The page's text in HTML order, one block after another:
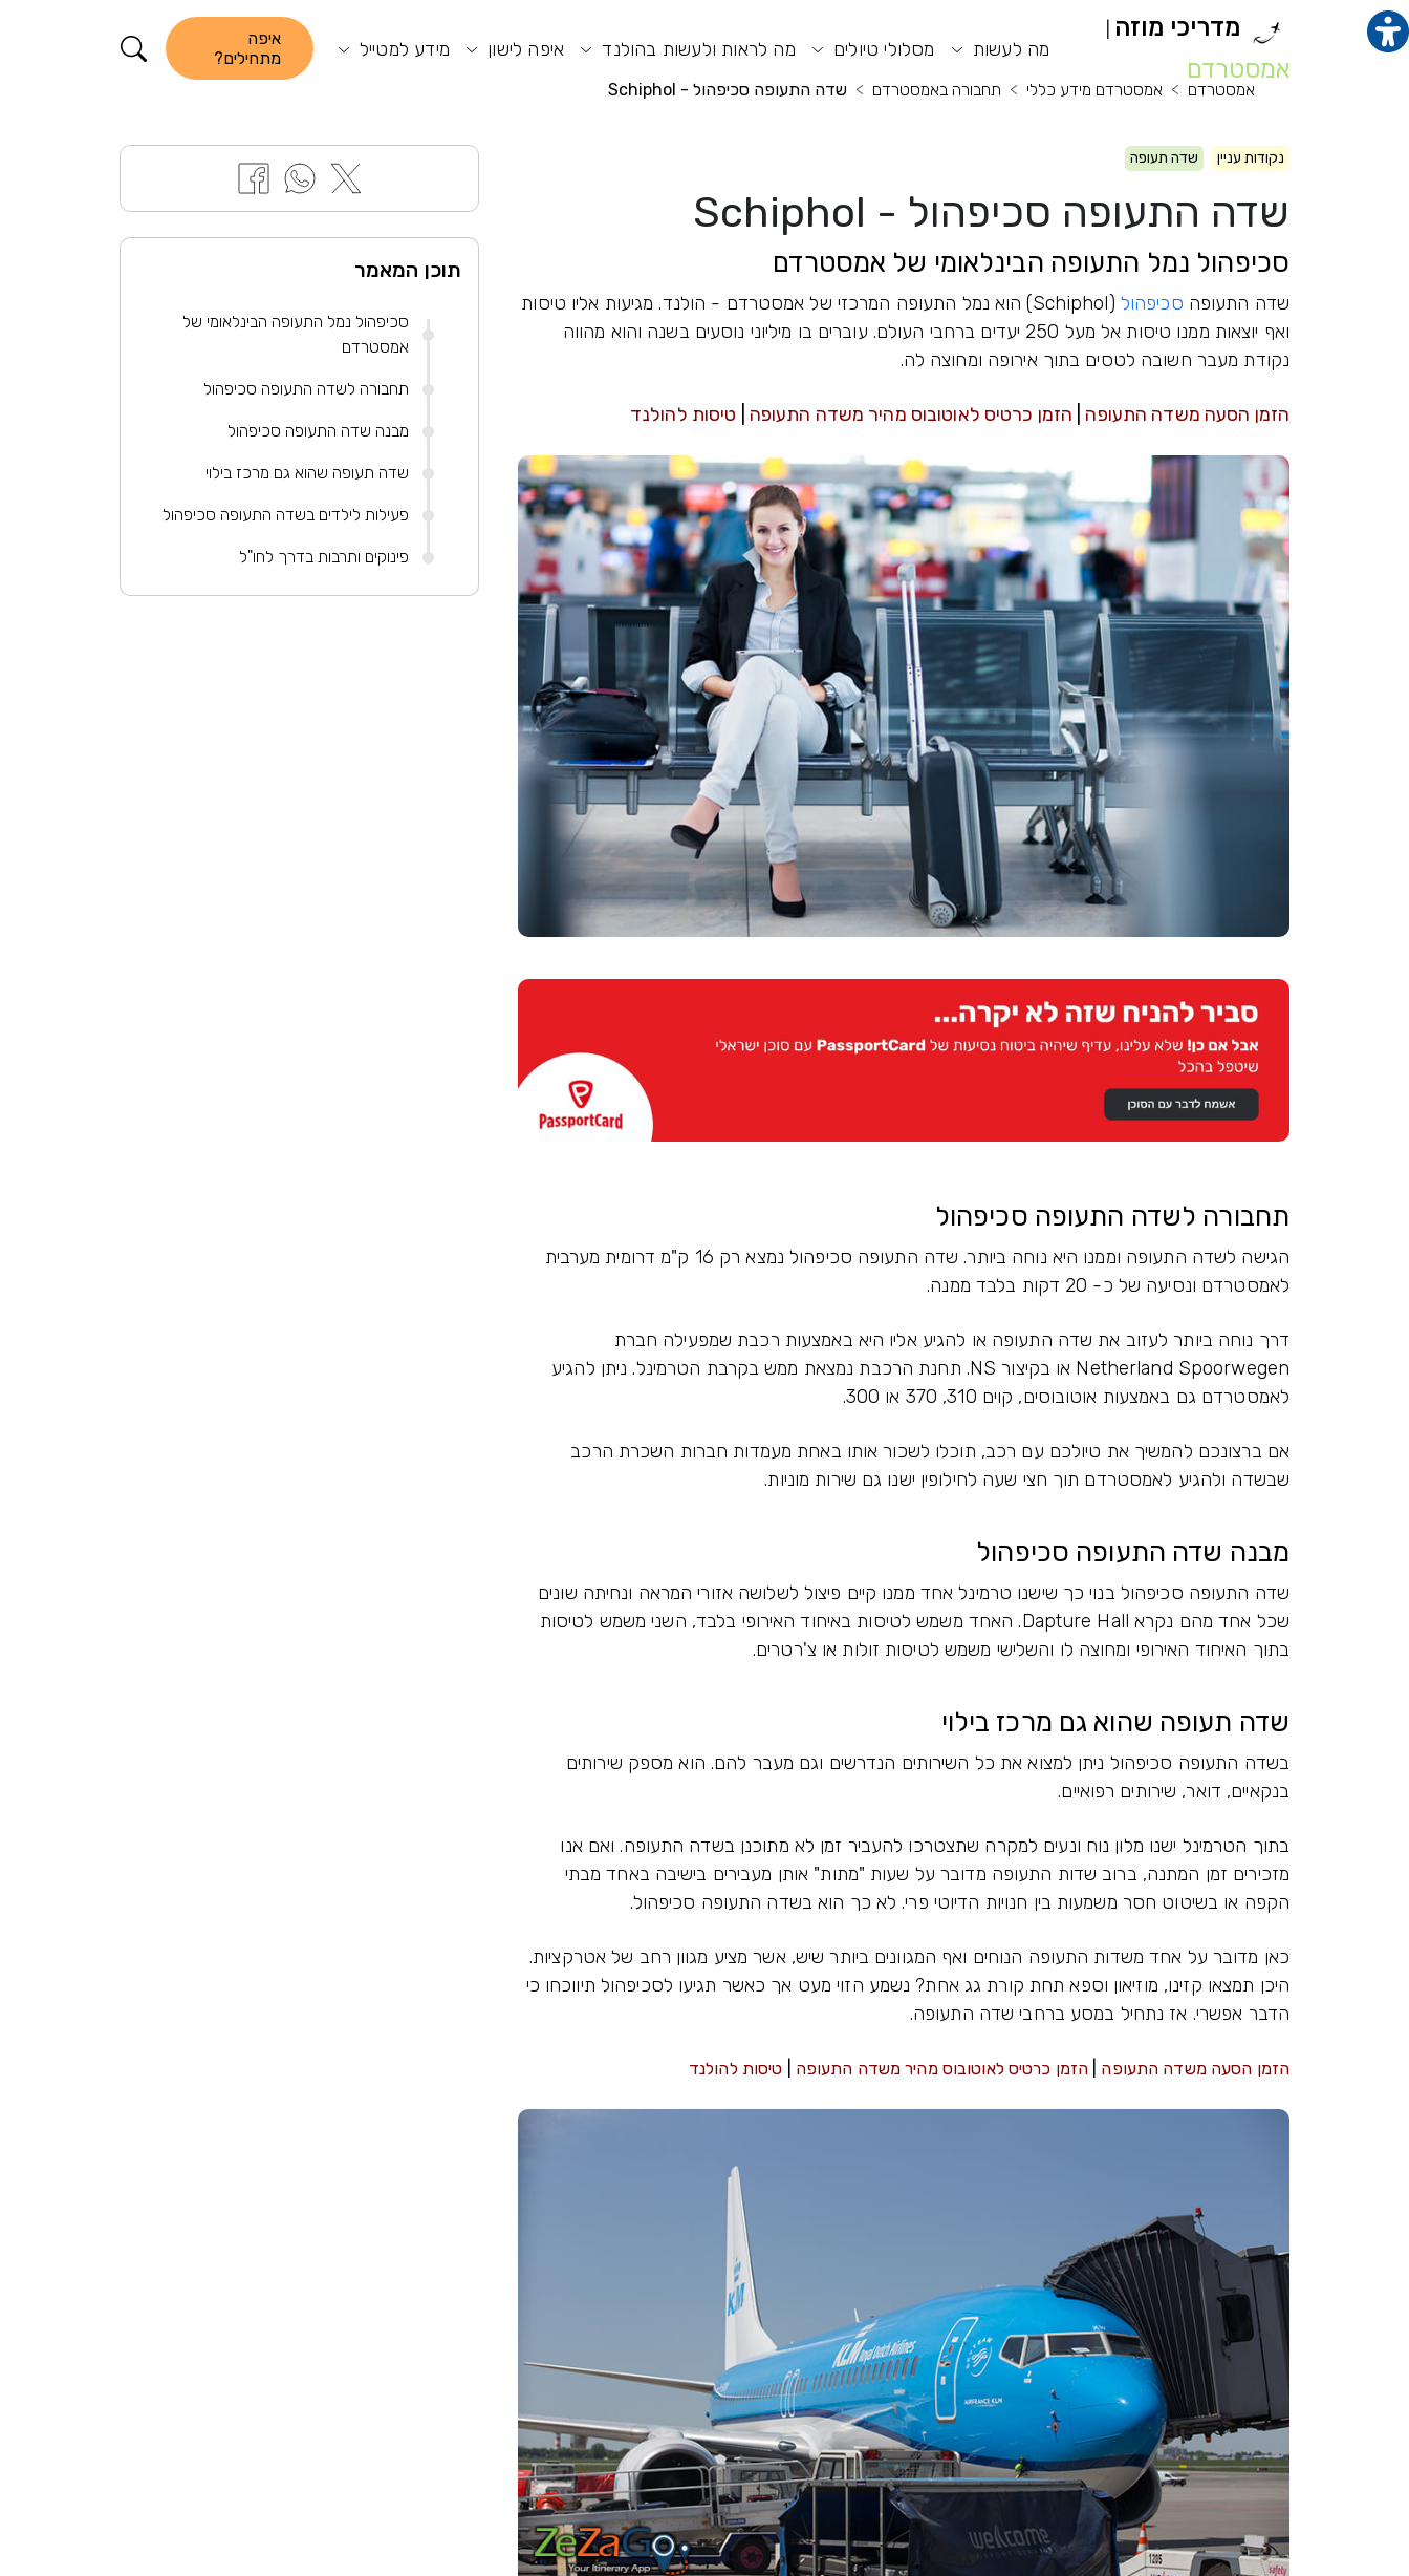
מדריכי מוזה
אמסטרדם
מה לעשות מסלולי טיולים מה לראות ולעשות בהולנד איפה לישון מידע למטייל
איפה
מתחילים?
אמסטרדם
אמסטרדם מידע כללי תחבורה באמסטרדם שדה התעופה סכיפהול - Schiphol
נקודות עניין שדה תעופה
שדה התעופה סכיפהול - Schiphol
סכיפהול נמל התעופה הבינלאומי של אמסטרדם
שדה התעופה סכיפהול
(Schiphol) הוא נמל התעופה המרכזי של אמסטרדם - הולנד. מגיעות אליו טיסות
ואף יוצאות ממנו טיסות אל מעל 250 יעדים ברחבי העולם. עוברים בו מיליוני נוסעים בשנה והוא מהווה
נקודת מעבר חשובה לטסים בתוך אירופה ומחוצה לה.
הזמן הסעה משדה התעופה הזמן כרטיס לאוטובוס מהיר משדה התעופה טיסות להולנד
תחבורה לשדה התעופה סכיפהול
הגישה לשדה התעופה וממנו היא נוחה ביותר. שדה התעופה סכיפהול נמצא רק 16 ק"מ דרומית מערבית
לאמסטרדם ונסיעה של כ- 20 דקות בלבד ממנה.
דרך נוחה ביותר לעזוב את שדה התעופה או להגיע אליו היא באמצעות רכבת שמפעילה חברת
Netherland Spoorwegen או בקיצור NS. תחנת הרכבת נמצאת ממש בקרבת הטרמינל. ניתן להגיע
לאמסטרדם גם באמצעות אוטובוסים, קוים 310, 370 או 300.
אם ברצונכם להמשיך את טיולכם עם רכב, תוכלו לשכור אותו באחת מעמדות חברות השכרת הרכב
שבשדה ולהגיע לאמסטרדם תוך חצי שעה לחילופין ישנו גם שירות מוניות.
מבנה שדה התעופה סכיפהול
שדה התעופה סכיפהול בנוי כך שישנו טרמינל אחד ממנו קיים פיצול לשלושה אזורי המראה ונחיתה שונים
שכל אחד מהם נקרא Dapture Hall. האחד משמש לטיסות באיחוד האירופי בלבד, השני משמש לטיסות
בתוך האיחוד האירופי ומחוצה לו והשלישי משמש לטיסות זולות או צ'רטרים.
שדה תעופה שהוא גם מרכז בילוי
בשדה התעופה סכיפהול ניתן למצוא את כל השירותים הנדרשים וגם מעבר להם. הוא מספק שירותים
בנקאיים, דואר, שירותים רפואיים.
בתוך הטרמינל ישנו מלון נוח ונעים למקרה שתצטרכו להעביר זמן לא מתוכנן בשדה התעופה. ואם אנו
מזכירים זמן המתנה, ברוב שדות התעופה מדובר על שעות "מתות" אותן מעבירים בישיבה באחד מבתי
הקפה או בשיטוט חסר משמעות בין חנויות הדיוטי פרי. לא כך הוא בשדה התעופה סכיפהול.
כאן מדובר על אחד משדות התעופה הנוחים ואף המגוונים ביותר שיש, אשר מציע מגוון רחב של אטרקציות.
היכן תמצאו קזינו, מוזיאון וספא תחת קורת גג אחת? נשמע הזוי מעט אך כאשר תגיעו לסכיפהול תיווכחו כי
הדבר אפשרי. אז נתחיל במסע ברחבי שדה התעופה.
הזמן הסעה משדה התעופה הזמן כרטיס לאוטובוס מהיר משדה התעופה טיסות להולנד
תוכן המאמר
סכיפהול נמל התעופה הבינלאומי של
אמסטרדם
תחבורה לשדה התעופה סכיפהול
מבנה שדה התעופה סכיפהול
שדה תעופה שהוא גם מרכז בילוי
פעילות לילדים בשדה התעופה סכיפהול
פינוקים ותרבות בדרך לחו"ל
קורא התוכן